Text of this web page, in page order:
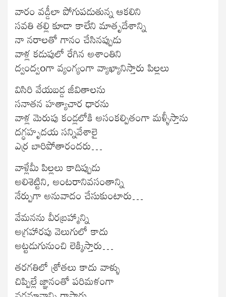
వారం వడ్డీలా పోగుపడుతున్న ఆకలిని
సవతి తల్లి కూడా కాలేని మాతృదేశాన్ని
నా నరాలతో గానం చేసినప్పుడు
వాళ్ల కడుపులో రేగిన అశాంతిని
ద్వంద్వoగా వ్యంగ్యంగా వ్యాఖ్యానిస్తారు పిల్లలు
విసిరి వేయబడ్డ జీవితాలను
సనాతన హత్యాచార ధారను
వాళ్ల మెరుపు కండ్లలోకి అసంకల్పితంగా మళ్ళీస్తాను
దగ్ధహృదయ సన్నివేశాలై
ఎర్ర బారిపోతారందరు…
వాళ్లేమీ పిల్లలు కాదిప్పుడు
అలిశెట్టిని, అంటరానివసంతాన్ని
నేర్పుగా అనువాదం చేసుకుంటారు…
వేమనను వీరబ్రహ్మాన్ని
అగ్రహారపు వెలుగులో కాదు
అట్టడుగునుంచి లెక్కిస్తారు…
తరగతిలో శ్రోతలు కాదు వాళ్ళు
చిప్పిల్లే జ్ఞానంతో పరిమళంగా